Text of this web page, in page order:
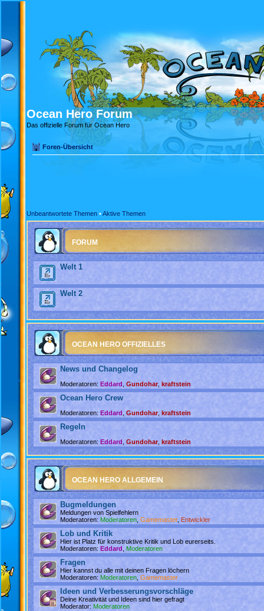
Ocean Hero Forum
Das offizielle Forum für Ocean Hero
Foren-Übersicht
Unbeantwortete Themen •Aktive Themen
FORUM
Welt 1
Welt 2
OCEAN HERO OFFIZIELLES
News und Changelog
Moderatoren: Eddard Gundohar, kraftstein
Ocean Hero Crew
Moderatoren: Eddard Gundohar, kraftstein
Regeln
Moderatoren: Eddard Gundohar, kraftstein
OCEAN HERO ALLGEMEIN
Bugmeldungen
Meldungen von Spielfehlern
Moderatoren: Moderatoren Gamemaster, Entwickler
Lob und Kritik
Hier ist Platz für konstruktive Kritik und Lob eurerseits.
Moderatoren: Eddard Moderatoren
Fragen
Hier kannst du alle mit deinen Fragen löchern
Moderatoren: Moderatoren Gamemaster
Ideen und Verbesserungsvorschläge
Deine Kreativität und Ideen sind hier gefragt
Moderator: Moderatoren